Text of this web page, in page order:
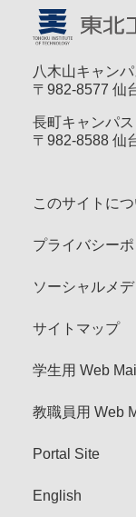
八木山キャンパ
〒982-8577 仙
長町キャンパス
〒982-8588 仙
このサイトに
プライバシー
ソーシャルメ
サイトマップ
学生用 Web Mail
教職員用 Web
Portal Site
English